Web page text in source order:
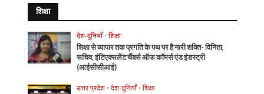
शिक्षा
देश-दुनियाँ • शिक्षा
शिक्षा से व्यापार तक प्रगति के पथ पर है नारी शक्ति- विनिता,
सचिव, इंटिएक्सलेंट चैंबर्स ऑफ कॉमर्स एंड इंडस्ट्री
(आईसीसीआई)
उत्तर प्रदेश • देश-दुनियाँ • शिक्षा